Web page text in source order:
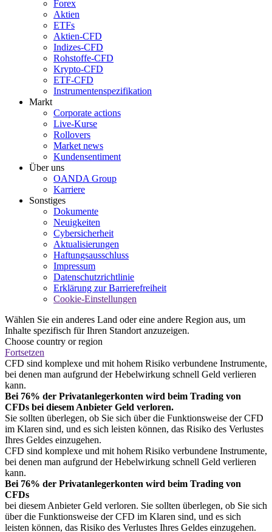
Forex
Aktien
ETFs
Aktien-CFD
Indizes-CFD
Rohstoffe-CFD
Krypto-CFD
ETF-CFD
Instrumentenspezifikation
Markt
Corporate actions
Live-Kurse
Rollovers
Market news
Kundensentiment
Über uns
OANDA Group
Karriere
Sonstiges
Dokumente
Neuigkeiten
Cybersicherheit
Aktualisierungen
Haftungsausschluss
Impressum
Datenschutzrichtlinie
Erklärung zur Barrierefreiheit
Cookie-Einstellungen
Wählen Sie ein anderes Land oder eine andere Region aus, um
Inhalte spezifisch für Ihren Standort anzuzeigen.
Choose country or region
Fortsetzen
CFD sind komplexe und mit hohem Risiko verbundene Instrumente,
bei denen man aufgrund der Hebelwirkung schnell Geld verlieren
kann.
Bei 76% der Privatanlegerkonten wird beim Trading von
CFDs bei diesem Anbieter Geld verloren.
Sie sollten überlegen, ob Sie sich über die Funktionsweise der CFD
im Klaren sind, und es sich leisten können, das Risiko des Verlustes
Ihres Geldes einzugehen.
CFD sind komplexe und mit hohem Risiko verbundene Instrumente,
bei denen man aufgrund der Hebelwirkung schnell Geld verlieren
kann.
Bei 76% der Privatanlegerkonten wird beim Trading von
CFDs
bei diesem Anbieter Geld verloren. Sie sollten überlegen, ob Sie sich
über die Funktionsweise der CFD im Klaren sind, und es sich
leisten können, das Risiko des Verlustes Ihres Geldes einzugehen.